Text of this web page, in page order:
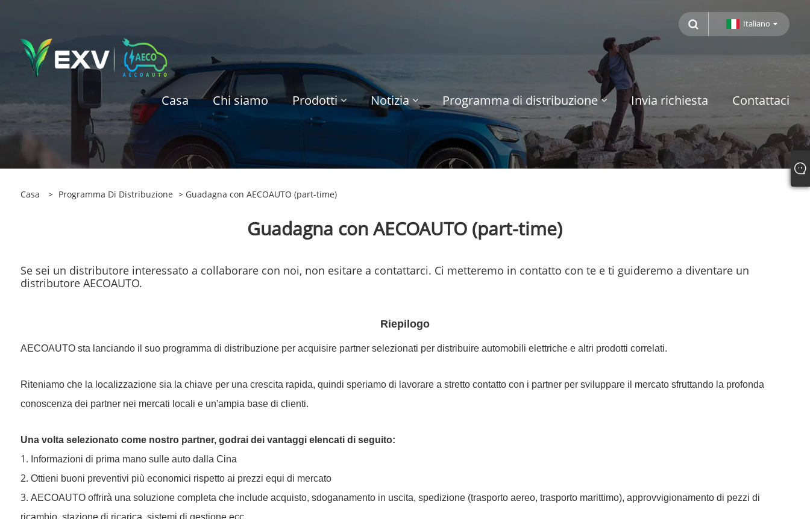
Italiano
Casa Chi siamo Prodotti Notizia Programma di distribuzione Invia richiesta Contattaci
Casa > Programma Di Distribuzione > Guadagna con AECOAUTO (part-time)
Guadagna con AECOAUTO (part-time)
Se sei un distributore interessato a collaborare con noi, non esitare a contattarci. Ci metteremo in contatto con te e ti guideremo a diventare un
distributore AECOAUTO.
Riepilogo
AECOAUTO sta lanciando il suo programma di distribuzione per acquisire partner selezionati per distribuire automobili elettriche e altri prodotti correlati.
Riteniamo che la localizzazione sia la chiave per una crescita rapida, quindi speriamo di lavorare a stretto contatto con i partner per sviluppare il mercato sfruttando la profonda
conoscenza dei partner nei mercati locali e un'ampia base di clienti.
Una volta selezionato come nostro partner, godrai dei vantaggi elencati di seguito:
1. Informazioni di prima mano sulle auto dalla Cina
2. Ottieni buoni preventivi più economici rispetto ai prezzi equi di mercato
3. AECOAUTO offrirà una soluzione completa che include acquisto, sdoganamento in uscita, spedizione (trasporto aereo, trasporto marittimo), approvvigionamento di pezzi di
ricambio, stazione di ricarica, sistemi di gestione ecc.